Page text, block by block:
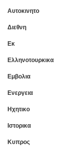
Αυτοκινητο
Διεθνη
Εκ
Ελληνοτουρκικα
Εμβολια
Ενεργεια
Ηχητικο
Ιστορικα
Κυπρος